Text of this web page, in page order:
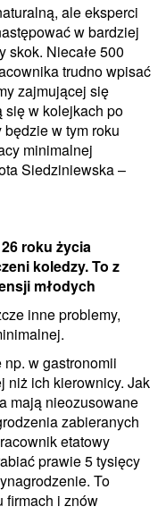
ale eksperci
w bardziej
skok. Niecałe 500
trudno wpisać
zajmującej się
się w kolejkach po
w tym roku
minimalnej
Siedziniewska –
roku życia
koledzy. To z
młodych
inne problemy,
np. w gastronomii
niż ich kierownicy. Jak
mają nieozusowane
zabieranych
etatowy
prawie 5 tysięcy
To
firmach i znów